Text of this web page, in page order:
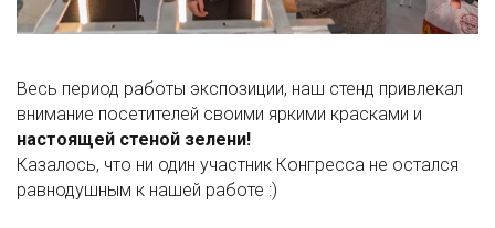
Весь период работы экспозиции, наш стенд привлекал
внимание посетителей своими яркими красками и
настоящей стеной зелени!
Казалось, что ни один участник Конгресса не остался
равнодушным к нашей работе :)